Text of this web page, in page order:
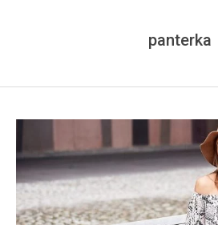
panterka